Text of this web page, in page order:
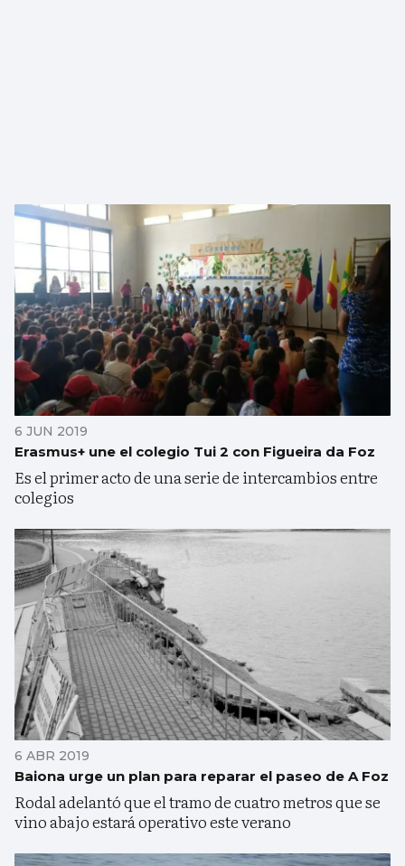
6 JUN 2019
Erasmus+ une el colegio Tui 2 con Figueira da Foz
Es el primer acto de una serie de intercambios entre
colegios
6 ABR 2019
Baiona urge un plan para reparar el paseo de A Foz
Rodal adelantó que el tramo de cuatro metros que se
vino abajo estará operativo este verano